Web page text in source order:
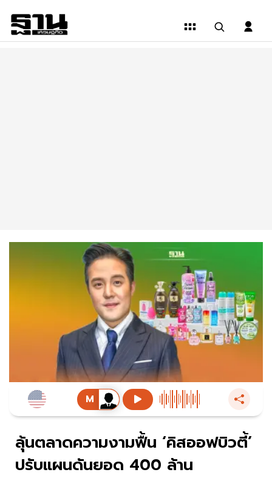
ลุ้นตลาดความงามฟื้น ‘คิสออฟบิวตี้’
ปรับแผนดันยอด 400 ล้าน